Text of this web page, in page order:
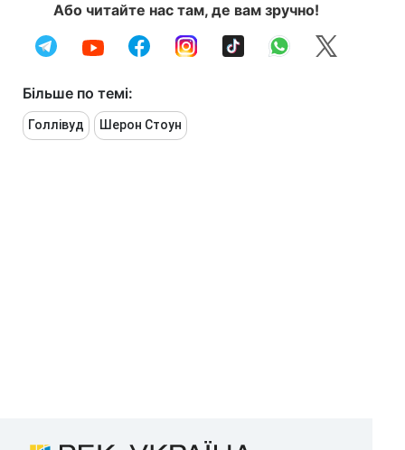
Або читайте нас там, де вам зручно!
Більше по темі:
Голлівуд Шерон Стоун